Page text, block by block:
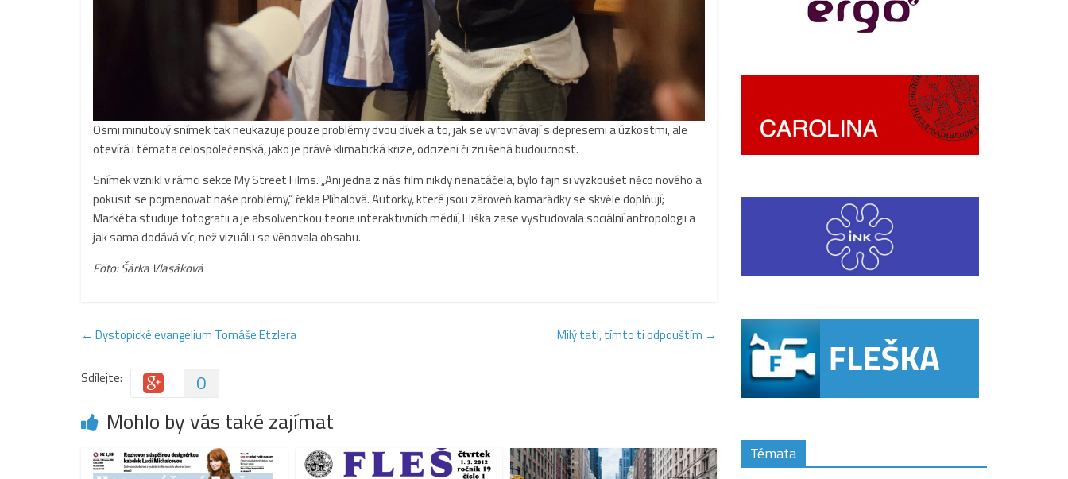
Osmi minutový snímek tak neukazuje pouze problémy dvou dívek a to, jak se vyrovnávají s depresemi a úzkostmi, ale
otevírá i témata celospolečenská, jako je právě klimatická krize, odcizení či zrušená budoucnost.
Snímek vznikl v rámci sekce My Street Films. „Ani jedna z nás film nikdy nenatáčela, bylo fajn si vyzkoušet něco nového a
pokusit se pojmenovat naše problémy,“ řekla Plíhalová. Autorky, které jsou zároveň kamarádky se skvěle doplňují;
Markéta studuje fotografii a je absolventkou teorie interaktivních médií, Eliška zase vystudovala sociální antropologii a
jak sama dodává víc, než vizuálu se věnovala obsahu.
Foto: Šárka Vlasáková
← Dystopické evangelium Tomáše Etzlera Milý tati, tímto ti odpouštím →
Sdílejte: 0
Mohlo by vás také zajímat
Témata